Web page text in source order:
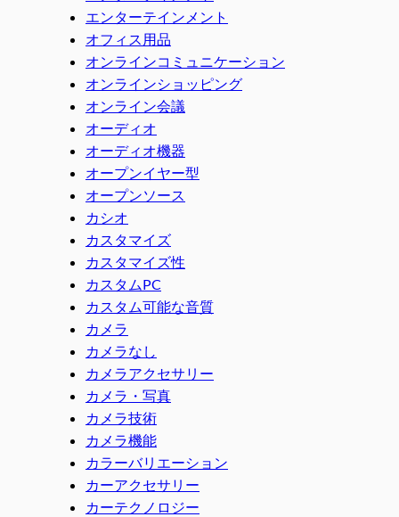
エンターテインメント
オフィス用品
オンラインコミュニケーション
オンラインショッピング
オンライン会議
オーディオ
オーディオ機器
オープンイヤー型
オープンソース
カシオ
カスタマイズ
カスタマイズ性
カスタムPC
カスタム可能な音質
カメラ
カメラなし
カメラアクセサリー
カメラ・写真
カメラ技術
カメラ機能
カラーバリエーション
カーアクセサリー
カーテクノロジー